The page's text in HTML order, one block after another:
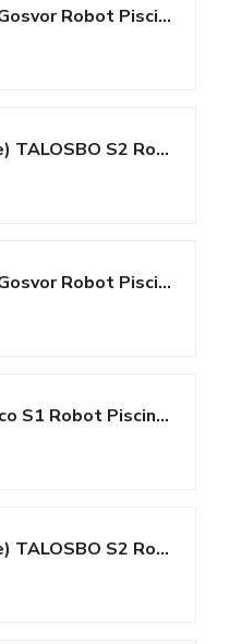
(Nuovo 2026) Gosvor Robot Piscina Limpiafondos y Paredes, Doble...
(2026 Upgrade) TALOSBO S2 Robot Piscina,Doble Filtración, Doble Motor...
(Nuovo 2026) Gosvor Robot Piscina Limpiafondos y Paredes, Doble...
TALOSBO Pleco S1 Robot Piscina, Doble Motor Limpiafondos Piscina Sin Cable,...
(2026 Upgrade) TALOSBO S2 Robot Piscina,Doble Filtración, Doble Motor...